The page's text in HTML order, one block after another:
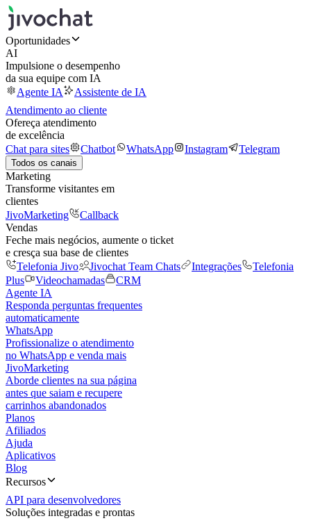
Oportunidades
AI
Impulsione o desempenho
da sua equipe com IA
Agente IA
Assistente de IA
Atendimento ao cliente
Ofereça atendimento
de excelência
Chat para sites
Chatbot WhatsApp Instagram Telegram
Todos os canais
Marketing
Transforme visitantes em
clientes
JivoMarketing
Callback
Vendas
Feche mais negócios, aumente o ticket
e cresça sua base de clientes
Telefonia Jivo
Jivochat Team Chats Integrações
Telefonia
Plus
Videochamadas
CRM
Agente IA
Responda perguntas frequentes
automaticamente
WhatsApp
Profissionalize o atendimento
no WhatsApp e venda mais
JivoMarketing
Aborde clientes na sua página
antes que saiam e recupere
carrinhos abandonados
Planos
Afiliados
Ajuda
Aplicativos
Blog
Recursos
API para desenvolvedores
Soluções integradas e prontas